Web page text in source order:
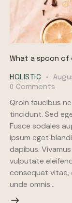
What a spoon of
HOLISTIC
0 Comments
Qroin faucibus
tincidunt. Sed
Fusce sodales
ipsum eget
dapibus.
vulputate
consequat vitae,
unde omnis…